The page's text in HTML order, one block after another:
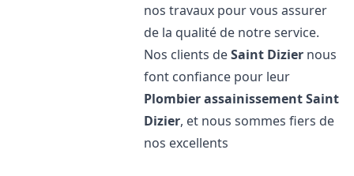
nos travaux pour vous assurer
de la qualité de notre service.
Nos clients deSaint Dizier nous
font confiance pour leur
Plombier assainissementSaint
Dizier, et nous sommes fiers de
nos excellents